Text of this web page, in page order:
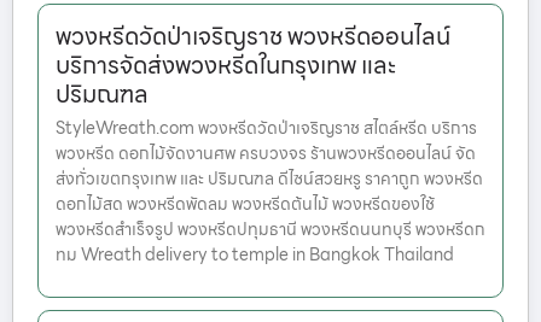
พวงหรีดวัดป่าเจริญราช พวงหรีดออนไลน์
บริการจัดส่งพวงหรีดในกรุงเทพ และ
ปริมณฑล
StyleWreath.com พวงหรีดวัดป่าเจริญราช สไตล์หรีด บริการ
พวงหรีด ดอกไม้จัดงานศพ ครบวงจร ร้านพวงหรีดออนไลน์ จัด
ส่งทั่วเขตกรุงเทพ และ ปริมณฑล ดีไซน์สวยหรู ราคาถูก พวงหรีด
ดอกไม้สด พวงหรีดพัดลม พวงหรีดต้นไม้ พวงหรีดของใช้
พวงหรีดสำเร็จรูป พวงหรีดปทุมธานี พวงหรีดนนทบุรี พวงหรีดก
ทม Wreath delivery to temple in Bangkok Thailand